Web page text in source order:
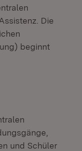
Die
beginnt
und Schüler